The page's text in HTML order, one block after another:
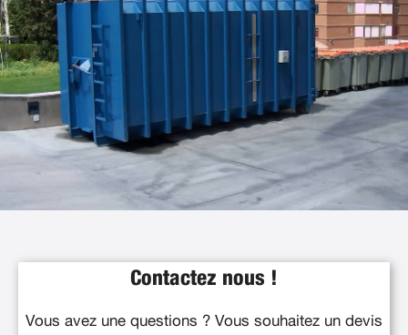
Contactez nous !
Vous avez une questions ? Vous souhaitez un devis